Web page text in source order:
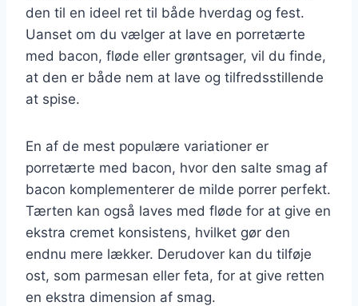
den til en ideel ret til både hverdag og fest.
Uanset om du vælger at lave en porretærte
med bacon, fløde eller grøntsager, vil du finde,
at den er både nem at lave og tilfredsstillende
at spise.
En af de mest populære variationer er
porretærte med bacon, hvor den salte smag af
bacon komplementerer de milde porrer perfekt.
Tærten kan også laves med fløde for at give en
ekstra cremet konsistens, hvilket gør den
endnu mere lækker. Derudover kan du tilføje
ost, som parmesan eller feta, for at give retten
en ekstra dimension af smag.